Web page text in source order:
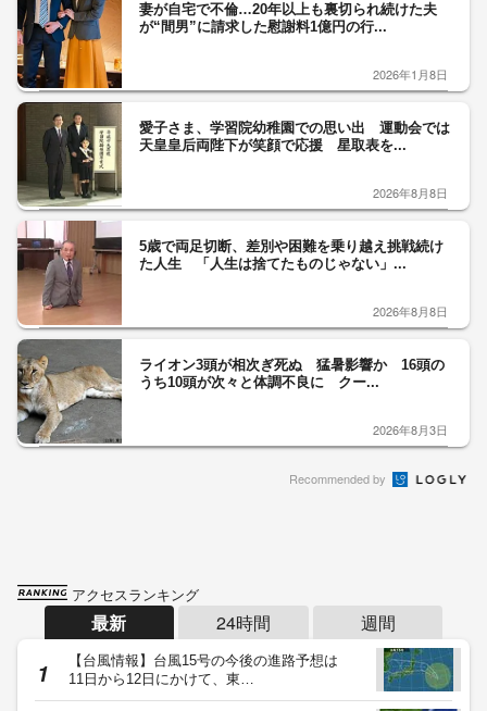
妻が自宅で不倫…20年以上も裏切られ続けた夫
が“間男”に請求した慰謝料1億円の行...
2026年1月8日
愛子さま、学習院幼稚園での思い出 運動会では
天皇皇后両陛下が笑顔で応援 星取表を...
2026年8月8日
5歳で両足切断、差別や困難を乗り越え挑戦続け
た人生 「人生は捨てたものじゃない」...
2026年8月8日
ライオン3頭が相次ぎ死ぬ 猛暑影響か 16頭の
うち10頭が次々と体調不良に クー...
2026年8月3日
Recommended by
アクセスランキング
最新 24時間 週間
【台風情報】台風15号の今後の進路予想は
11日から12日にかけて、東…